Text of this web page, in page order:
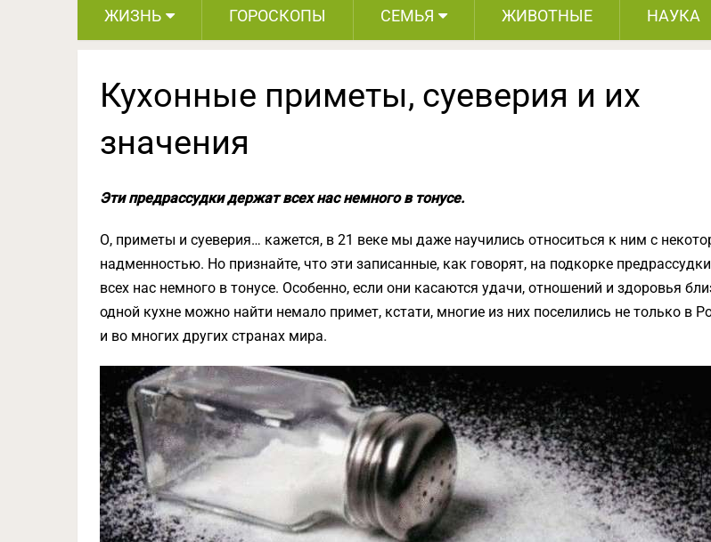
ЖИЗНЬ ГОРОСКОПЫ СЕМЬЯ ЖИВОТНЫЕ НАУКА
Кухонные приметы, суеверия и их
значения
Эти предрассудки держат всех нас немного в тонусе.
О, приметы и суеверия… кажется, в 21 веке мы даже научились относиться к ним с
надменностью. Но признайте, что эти записанные, как говорят, на подкорке
всех нас немного в тонусе. Особенно, если они касаются удачи, отношений и здоровья
одной кухне можно найти немало примет, кстати, многие из них поселились не только в
и во многих других странах мира.